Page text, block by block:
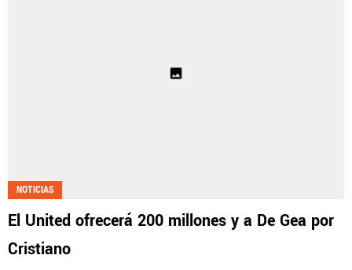
NOTICIAS
El United ofrecerá 200 millones y a De Gea por
Cristiano